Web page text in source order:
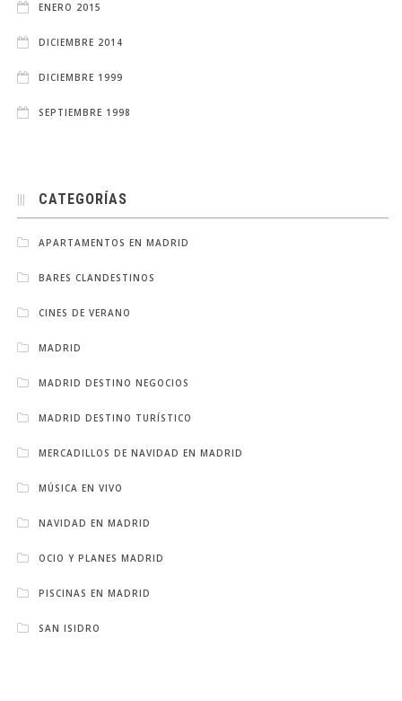
ENERO 2015
DICIEMBRE 2014
DICIEMBRE 1999
SEPTIEMBRE 1998
CATEGORÍAS
APARTAMENTOS EN MADRID
BARES CLANDESTINOS
CINES DE VERANO
MADRID
MADRID DESTINO NEGOCIOS
MADRID DESTINO TURÍSTICO
MERCADILLOS DE NAVIDAD EN MADRID
MÚSICA EN VIVO
NAVIDAD EN MADRID
OCIO Y PLANES MADRID
PISCINAS EN MADRID
SAN ISIDRO